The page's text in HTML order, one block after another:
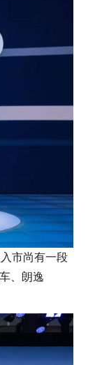
市尚有一段
、朗逸